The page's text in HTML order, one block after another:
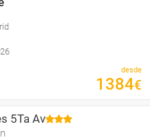
desde
1384€
5Ta Av